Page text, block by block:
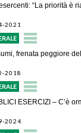
“La priorità è
2021
frenata peggiore
2018
ESERCIZI – C’è
2024